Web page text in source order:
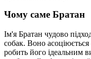
Чому саме Братан
Ім'я Братан чудово
собак. Воно асоціюється
робить його ідеальним